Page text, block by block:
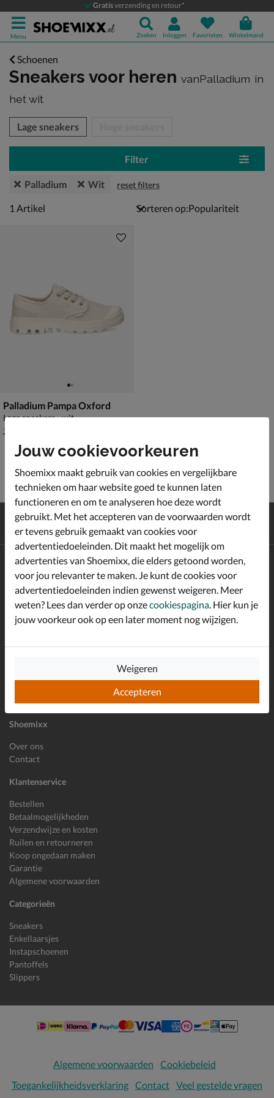
Gratisverzending en retour*
Menu Zoeken Inloggen Favorieten Winkelmand
Schoenen
Sneakers voor heren vanPalladium in
het wit
over
Lage sneakers
Filter
Palladium Wit reset filters
1 artikel
1 Artikel Sorteren op:
Palladium Pampa Oxford
Lage sneakers - wit
van € 74,99 voor € 59,99
74
Gratisverzending en retour*
Achterafbetalen
Shoemixx
Over ons
Contact
Klantenservice
Bestellen
Betaalmogelijkheden
Verzendwijze en kosten
Ruilen en retourneren
Koop ongedaan maken
Garantie
Algemene voorwaarden
Categorieën
Sneakers
Enkellaarsjes
Instapschoenen
Pantoffels
Slippers
Altijd op de hoogte zijn?
Schrijf je in voor de Shoemixx nieuwsbrief en ontvang €10,-
welkomstkorting!
Inschrijven
Algemene voorwaarden
Cookiebeleid
Toegankelijkheidsverklaring Contact Veel gestelde vragen
Jouw cookievoorkeuren
Shoemixx maakt gebruik van cookies en vergelijkbare
technieken om haar website goed te kunnen laten
functioneren en om te analyseren hoe deze wordt
gebruikt. Met het accepteren van de voorwaarden wordt
er tevens gebruik gemaakt van cookies voor
advertentiedoeleinden. Dit maakt het mogelijk om
advertenties van Shoemixx, die elders getoond worden,
voor jou relevanter te maken. Je kunt de cookies voor
advertentiedoeleinden indien gewenst weigeren. Meer
weten? Lees dan verder op onzecookiespagina. Hier kun je
jouw voorkeur ook op een later moment nog wijzigen.
Accepteren
Weigeren